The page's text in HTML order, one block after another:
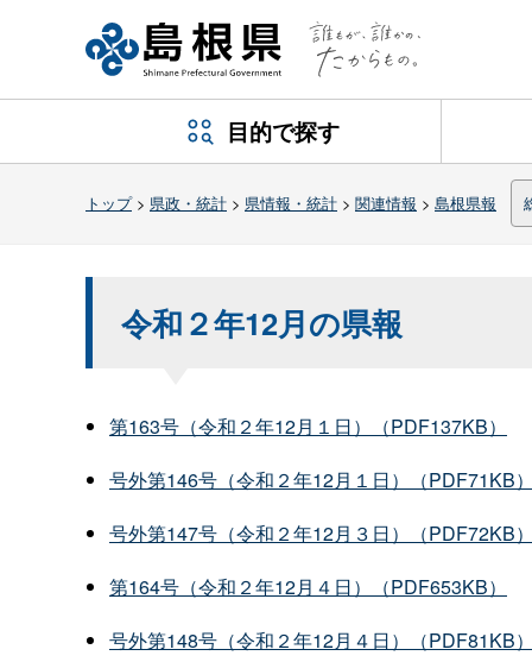
目的で探す
トップ> 県政・統計 > 県情報・統計 > 関連情報 > 島根県報
令和２年12月の県報
第163号（令和２年12月１日）（PDF137KB）
号外第146号（令和２年12月１日）（PDF71KB）
号外第147号（令和２年12月３日）（PDF72KB）
第164号（令和２年12月４日）（PDF653KB）
号外第148号（令和２年12月４日）（PDF81KB）